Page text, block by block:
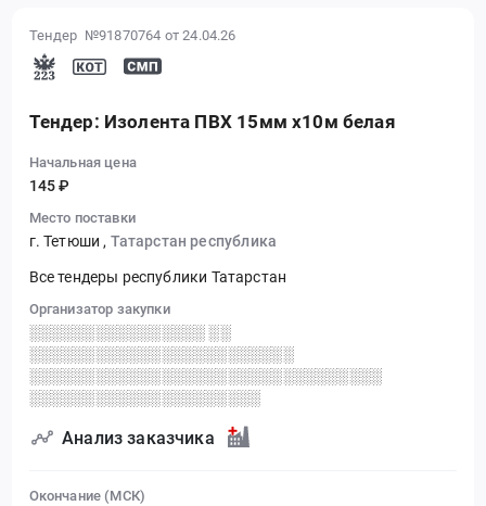
Тендер №91870764 от 24.04.26
Тендер: Изолента ПВХ 15мм х10м белая
Начальная цена
145 ₽
Место поставки
г. Тетюши , Татарстан республика
Все тендеры республики Татарстан
Организатор закупки
░░░░░░░░░░░░░░░░ ░░
░░░░░░░░░░░░░░░░░░░░░░░░
░░░░░░░░░░░░░░░░░░░░░░░░░░░░░░░░
░░░░░░░░░░░░░░░░░░░░░
Анализ заказчика
Окончание (МСК)